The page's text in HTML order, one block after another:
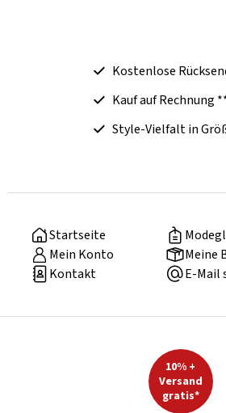
Kostenlose
Kauf auf Rechnung
Style-Vielfalt in
Startseite
Mein Konto
Meine
Kontakt
E-Mail
10% +
Versand
gratis*